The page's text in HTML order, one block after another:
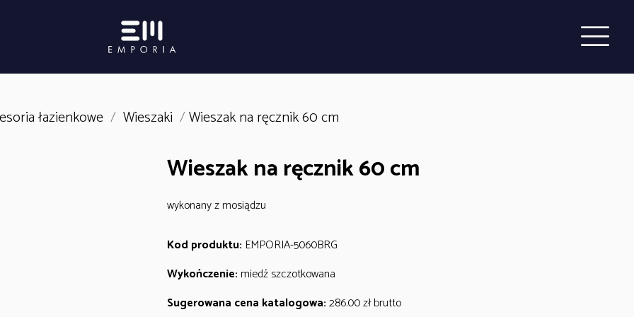
łazienkowe / Wieszaki /Wieszak na ręcznik 60 cm
Wieszak na ręcznik 60 cm
wykonany z mosiądzu
Kod produktu: EMPORIA-5060BRG
Wykończenie: miedź szczotkowana
Sugerowana cena katalogowa:286.00złbrutto